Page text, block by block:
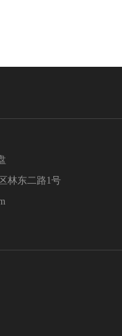
林东二路1号